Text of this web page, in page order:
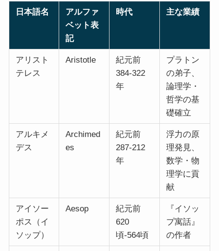
日本語名
アルファ
ベット表
記
時代 主な業績
アリスト
テレス
Aristotle
紀元前
384-322
年
プラトン
の弟子、
論理学・
哲学の基
礎確立
アルキメ
デス
Archimed
es
紀元前
287-212
年
浮力の原
理発見、
数学・物
理学に貢
献
アイソー
ポス（イ
ソップ）
Aesop
紀元前
620
頃-564頃
『イソッ
プ寓話』
の作者